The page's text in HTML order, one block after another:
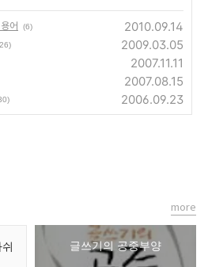
어 (6) 2010.09.14
2009.03.05
2007.11.11
2007.08.15
2006.09.23
글쓰기의 공중부양
more